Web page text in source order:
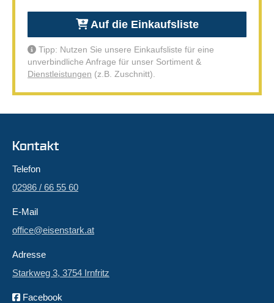
Auf die Einkaufsliste
Tipp: Nutzen Sie unsere Einkaufsliste für eine
unverbindliche Anfrage für unser Sortiment &
Dienstleistungen (z.B. Zuschnitt).
Kontakt
Telefon
02986 / 66 55 60
E-Mail
office@eisenstark.at
Adresse
Starkweg 3, 3754 Irnfritz
Facebook